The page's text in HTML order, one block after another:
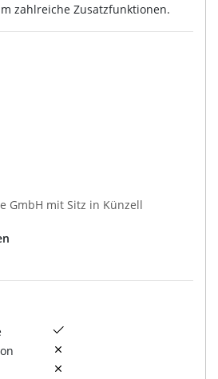
zahlreiche Zusatzfunktionen.
GmbH mit Sitz in Künzell